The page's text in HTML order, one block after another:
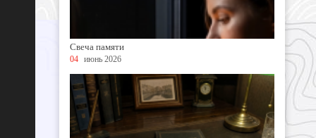
Свеча памяти
04 июнь 2026